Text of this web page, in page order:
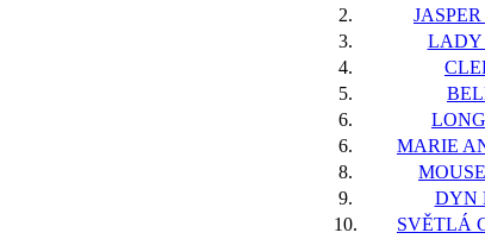
2.
3.
LADY
4.
5.
6.
6.
MARIE
8.
9.
DYN
10.
SVĚTLÁ